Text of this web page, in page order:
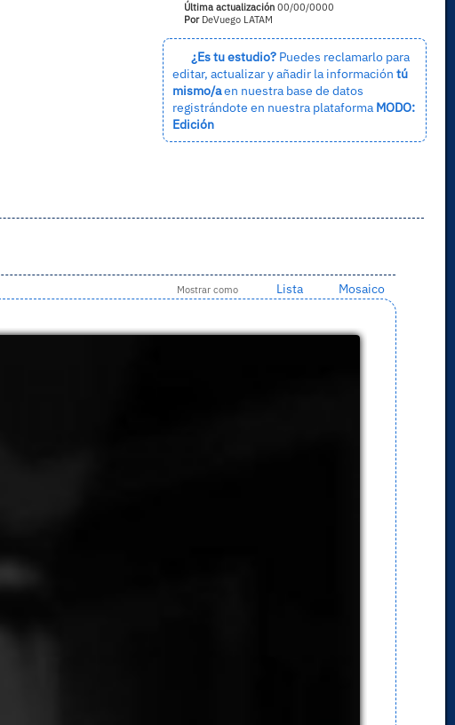
Última actualización00/00/0000
PorDeVuego LATAM
¿Es tu estudio?Puedes reclamarlo para
editar, actualizar y añadir la información tú
mismo/aen nuestra base de datos
registrándote en nuestra plataforma MODO:
Edición
Mostrar como Lista Mosaico